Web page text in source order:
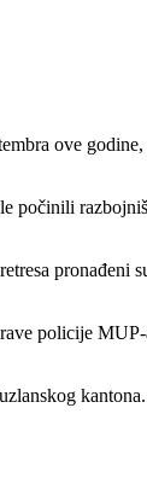
ove godine,
počinili
pronađeni
policije
kantona.